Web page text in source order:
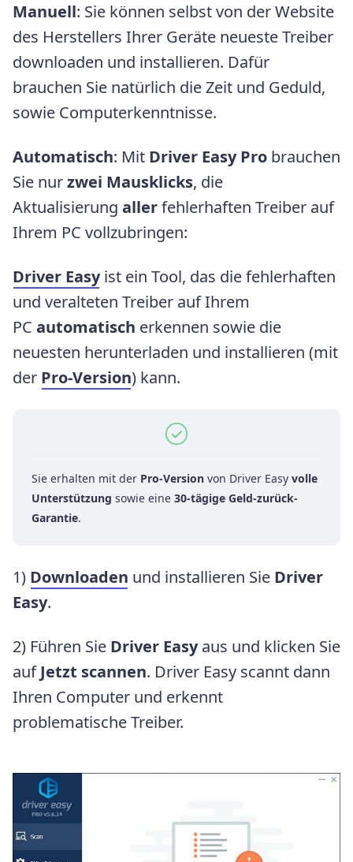
Manuell: Sie können selbst von der Website
des Herstellers Ihrer Geräte neueste Treiber
downloaden und installieren. Dafür
brauchen Sie natürlich die Zeit und Geduld,
sowie Computerkenntnisse.
Automatisch: Mit Driver Easy Pro brauchen
Sie nurzwei Mausklicks, die
Aktualisierung allerfehlerhaften Treiber auf
Ihrem PC vollzubringen:
Driver Easyist ein Tool, das die fehlerhaften
und veralteten Treiber auf Ihrem
PC automatisch erkennen sowie die
neuesten herunterladen und installieren (mit
der Pro-Version) kann.
Sie erhalten mit der Pro-Version von Driver Easy volle
Unterstützung sowie eine 30-tägige Geld-zurück-
Garantie.
1) Downloaden und installieren Sie Driver
Easy.
2) Führen Sie Driver Easyaus und klicken Sie
aufJetzt scannen. Driver Easy scannt dann
Ihren Computer und erkennt
problematische Treiber.